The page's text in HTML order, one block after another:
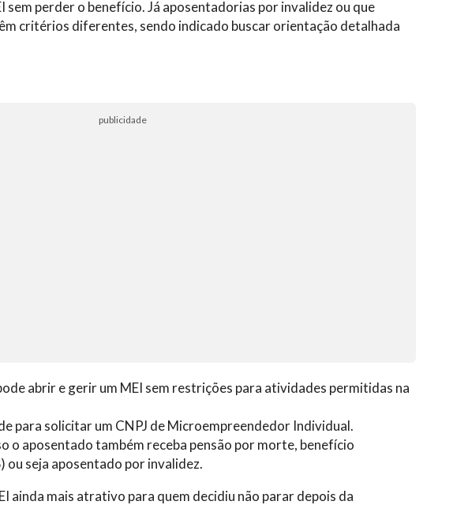
sem perder o benefício. Já aposentadorias por invalidez ou que
critérios diferentes, sendo indicado buscar orientação detalhada
publicidade
abrir e gerir um MEI sem restrições para atividades permitidas na
para solicitar um CNPJ de Microempreendedor Individual.
o aposentado também receba pensão por morte, benefício
ou seja aposentado por invalidez.
ainda mais atrativo para quem decidiu não parar depois da